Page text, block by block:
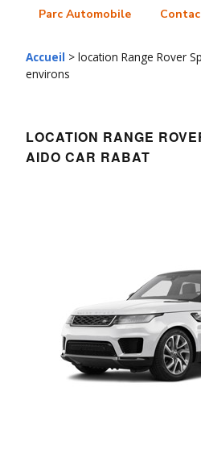
Parc Automobile
Accueil > location Range Rover
environs
LOCATION RANGE
AIDO CAR RABAT